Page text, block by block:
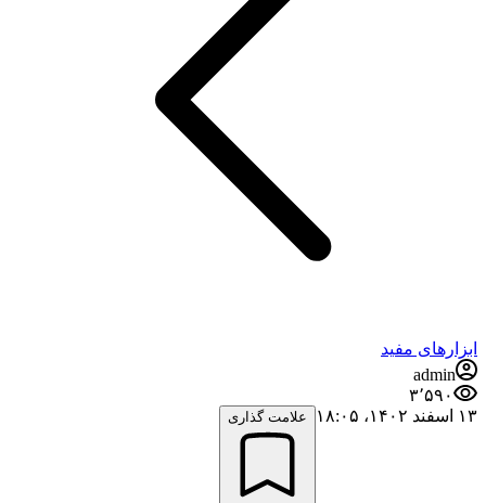
ابزارهای مفید
admin
۳٬۵۹۰
۱۳ اسفند ۱۴۰۲،‏ ۱۸:۰۵
علامت گذاری